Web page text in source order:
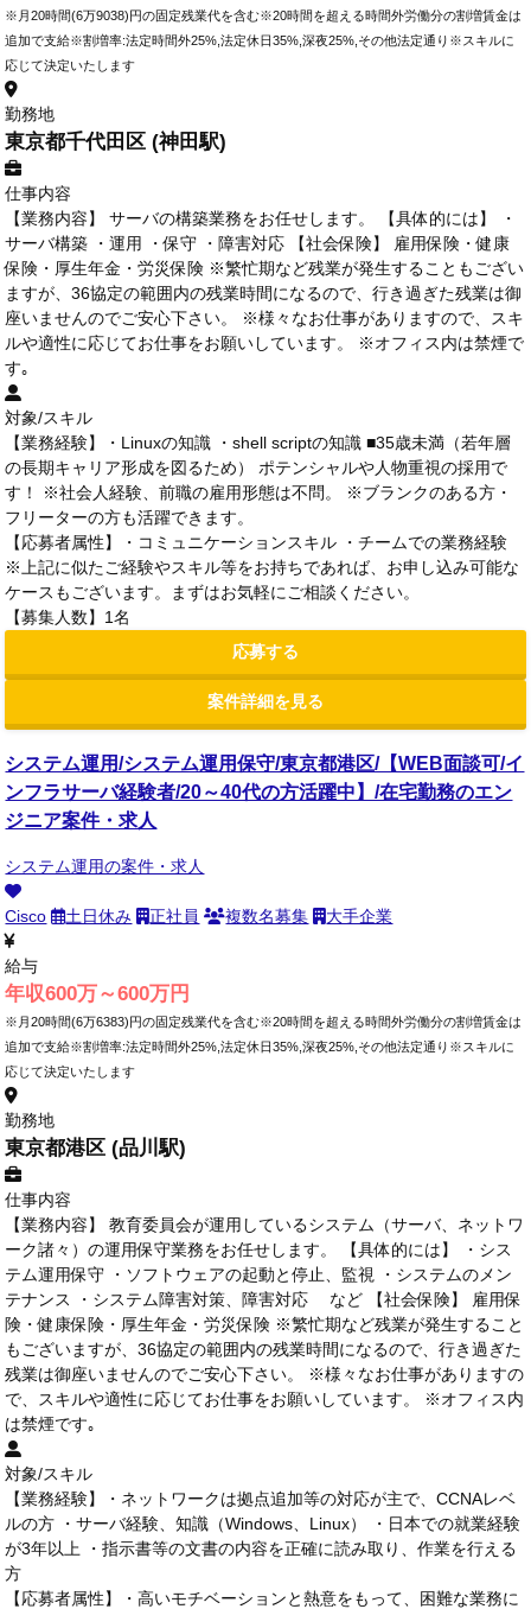
※月20時間(6万9038)円の固定残業代を含む※20時間を超える時間外労働分の割増賃金は
追加で支給※割増率:法定時間外25%,法定休日35%,深夜25%,その他法定通り※スキルに
応じて決定いたします
勤務地
東京都千代田区 (神田駅)
仕事内容
【業務内容】 サーバの構築業務をお任せします。 【具体的には】 ・
サーバ構築 ・運用 ・保守 ・障害対応 【社会保険】 雇用保険・健康
保険・厚生年金・労災保険 ※繁忙期など残業が発生することもござい
ますが、36協定の範囲内の残業時間になるので、行き過ぎた残業は御
座いませんのでご安心下さい。 ※様々なお仕事がありますので、スキ
ルや適性に応じてお仕事をお願いしています。 ※オフィス内は禁煙で
す｡
対象/スキル
【業務経験】・Linuxの知識 ・shell scriptの知識 ■35歳未満（若年層
の長期キャリア形成を図るため） ポテンシャルや人物重視の採用で
す！ ※社会人経験、前職の雇用形態は不問。 ※ブランクのある方・
フリーターの方も活躍できます。
【応募者属性】・コミュニケーションスキル ・チームでの業務経験
※上記に似たご経験やスキル等をお持ちであれば、お申し込み可能な
ケースもございます。まずはお気軽にご相談ください。
【募集人数】1名
応募する
案件詳細を見る
システム運用/システム運用保守/東京都港区/【WEB面談可/イ
ンフラサーバ経験者/20～40代の方活躍中】/在宅勤務のエン
ジニア案件・求人
システム運用の案件・求人
Cisco 土日休み 正社員 複数名募集 大手企業
給与
年収600万～600万円
※月20時間(6万6383)円の固定残業代を含む※20時間を超える時間外労働分の割増賃金は
追加で支給※割増率:法定時間外25%,法定休日35%,深夜25%,その他法定通り※スキルに
応じて決定いたします
勤務地
東京都港区 (品川駅)
仕事内容
【業務内容】 教育委員会が運用しているシステム（サーバ、ネットワ
ーク諸々）の運用保守業務をお任せします。 【具体的には】 ・シス
テム運用保守 ・ソフトウェアの起動と停止、監視 ・システムのメン
テナンス ・システム障害対策、障害対応 など 【社会保険】 雇用保
険・健康保険・厚生年金・労災保険 ※繁忙期など残業が発生すること
もございますが、36協定の範囲内の残業時間になるので、行き過ぎた
残業は御座いませんのでご安心下さい。 ※様々なお仕事がありますの
で、スキルや適性に応じてお仕事をお願いしています。 ※オフィス内
は禁煙です｡
対象/スキル
【業務経験】・ネットワークは拠点追加等の対応が主で、CCNAレベ
ルの方 ・サーバ経験、知識（Windows、Linux） ・日本での就業経験
が3年以上 ・指示書等の文書の内容を正確に読み取り、作業を行える
方
【応募者属性】・高いモチベーションと熱意をもって、困難な業務に